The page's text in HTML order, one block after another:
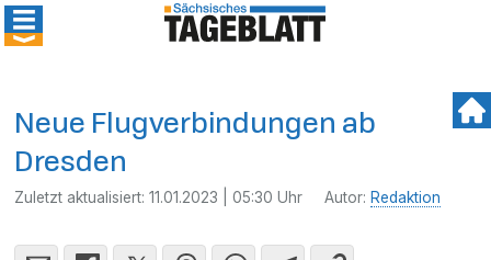
Neue Flugverbindungen ab
Dresden
Zuletzt aktualisiert:11.01.2023 | 05:30 Uhr Autor: Redaktion